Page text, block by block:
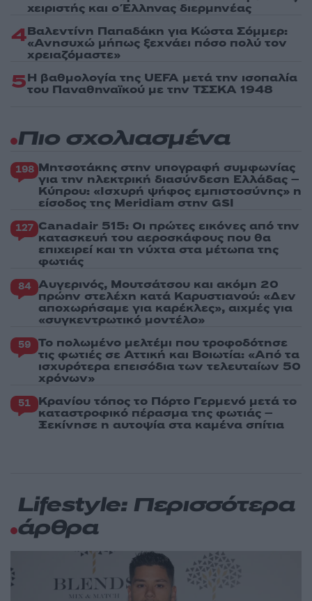
χειριστής και ο Έλληνας διερμηνέας
4Βαλεντίνη Παπαδάκη για Κώστα Σόμμερ:
«Ανησυχώ μήπως ξεχνάει πόσο πολύ τον
χρειαζόμαστε»
5Η βαθμολογία της UEFA μετά την ισοπαλία
του Παναθηναϊκού με την ΤΣΣΚΑ 1948
Πιο σχολιασμένα
198 Μητσοτάκης στην υπογραφή συμφωνίας
για την ηλεκτρική διασύνδεση Ελλάδας –
Κύπρου: «Ισχυρή ψήφος εμπιστοσύνης» η
είσοδος της Meridiam στην GSI
127 Canadair 515: Οι πρώτες εικόνες από την
κατασκευή του αεροσκάφους που θα
επιχειρεί και τη νύχτα στα μέτωπα της
φωτιάς
84 Αυγερινός, Μουτσάτσου και ακόμη 20
πρώην στελέχη κατά Καρυστιανού: «Δεν
αποχωρήσαμε για καρέκλες», αιχμές για
«συγκεντρωτικό μοντέλο»
59 Το πολωμένο μελτέμι που τροφοδότησε
τις φωτιές σε Αττική και Βοιωτία: «Από τα
ισχυρότερα επεισόδια των τελευταίων 50
χρόνων»
51 Κρανίου τόπος το Πόρτο Γερμενό μετά το
καταστροφικό πέρασμα της φωτιάς –
Ξεκίνησε η αυτοψία στα καμένα σπίτια
Lifestyle: Περισσότερα
άρθρα